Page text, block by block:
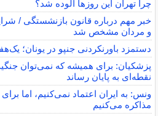
چرا تهران این روزها آلوده شد؟
خبر مهم درباره قانون بازنشستگی /
و مردان مشخص شد
دستمزد باورنکردنی جنپو در یونان؛
پزشکیان: برای همیشه که نمی‌توان جنگید؛
نقطه‌ای به پایان رساند
ونس: به ایران اعتماد نمی‌کنیم، اما
مذاکره می‌کنیم